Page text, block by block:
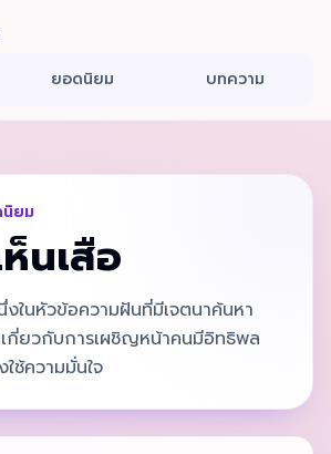
ยอดนิยม บทความ
ยม
นเสือ
งในหัวข้อความฝันที่มีเจตนาค้นหา
เกี่ยวกับการเผชิญหน้าคนมีอิทธิพล
ช้ความมั่นใจ